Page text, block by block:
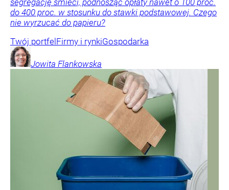
do 400 proc. w stosunku do stawki podstawowej. Czego
nie wyrzucać do papieru?
Twój portfelFirmy i rynkiGospodarka
Jowita Flankowska